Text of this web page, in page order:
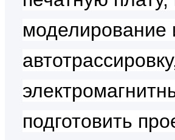
моделирование
подготовить